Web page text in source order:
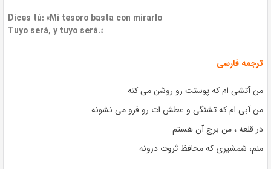
Dices tú: «Mi tesoro basta con mirarlo
Tuyo será, y tuyo será.»
ترجمه فارسی
من آتشی ام که پوستت رو روشن می کنه
من آبی ام که تشنگی و عطش ات رو فرو می نشونه
در قلعه ، من برج آن هستم
منم، شمشیری که محافظ ثروت درونه